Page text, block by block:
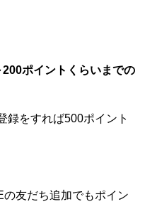
ポイントくらいまでの
録をすれば500ポイント
友だち追加でもポイン